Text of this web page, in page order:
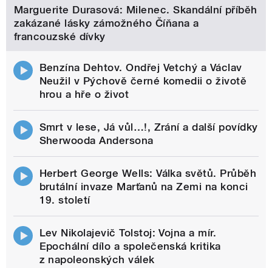
Marguerite Durasová: Milenec. Skandální příběh
zakázané lásky zámožného Číňana a
francouzské dívky
Benzína Dehtov. Ondřej Vetchý a Václav
Neužil v Pýchově černé komedii o životě
hrou a hře o život
Smrt v lese, Já vůl…!, Zrání a další povídky
Sherwooda Andersona
Herbert George Wells: Válka světů. Průběh
brutální invaze Marťanů na Zemi na konci
19. století
Lev Nikolajevič Tolstoj: Vojna a mír.
Epochální dílo a společenská kritika
z napoleonských válek